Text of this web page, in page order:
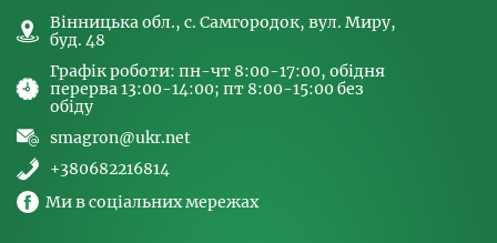
Вінницька обл., с. Самгородок, вул. Миру,
буд. 48
Графік роботи: пн-чт 8:00-17:00, обідня
перерва 13:00-14:00; пт 8:00-15:00 без
обіду
smagron@ukr.net
+380682216814
Ми в соціальних мережах